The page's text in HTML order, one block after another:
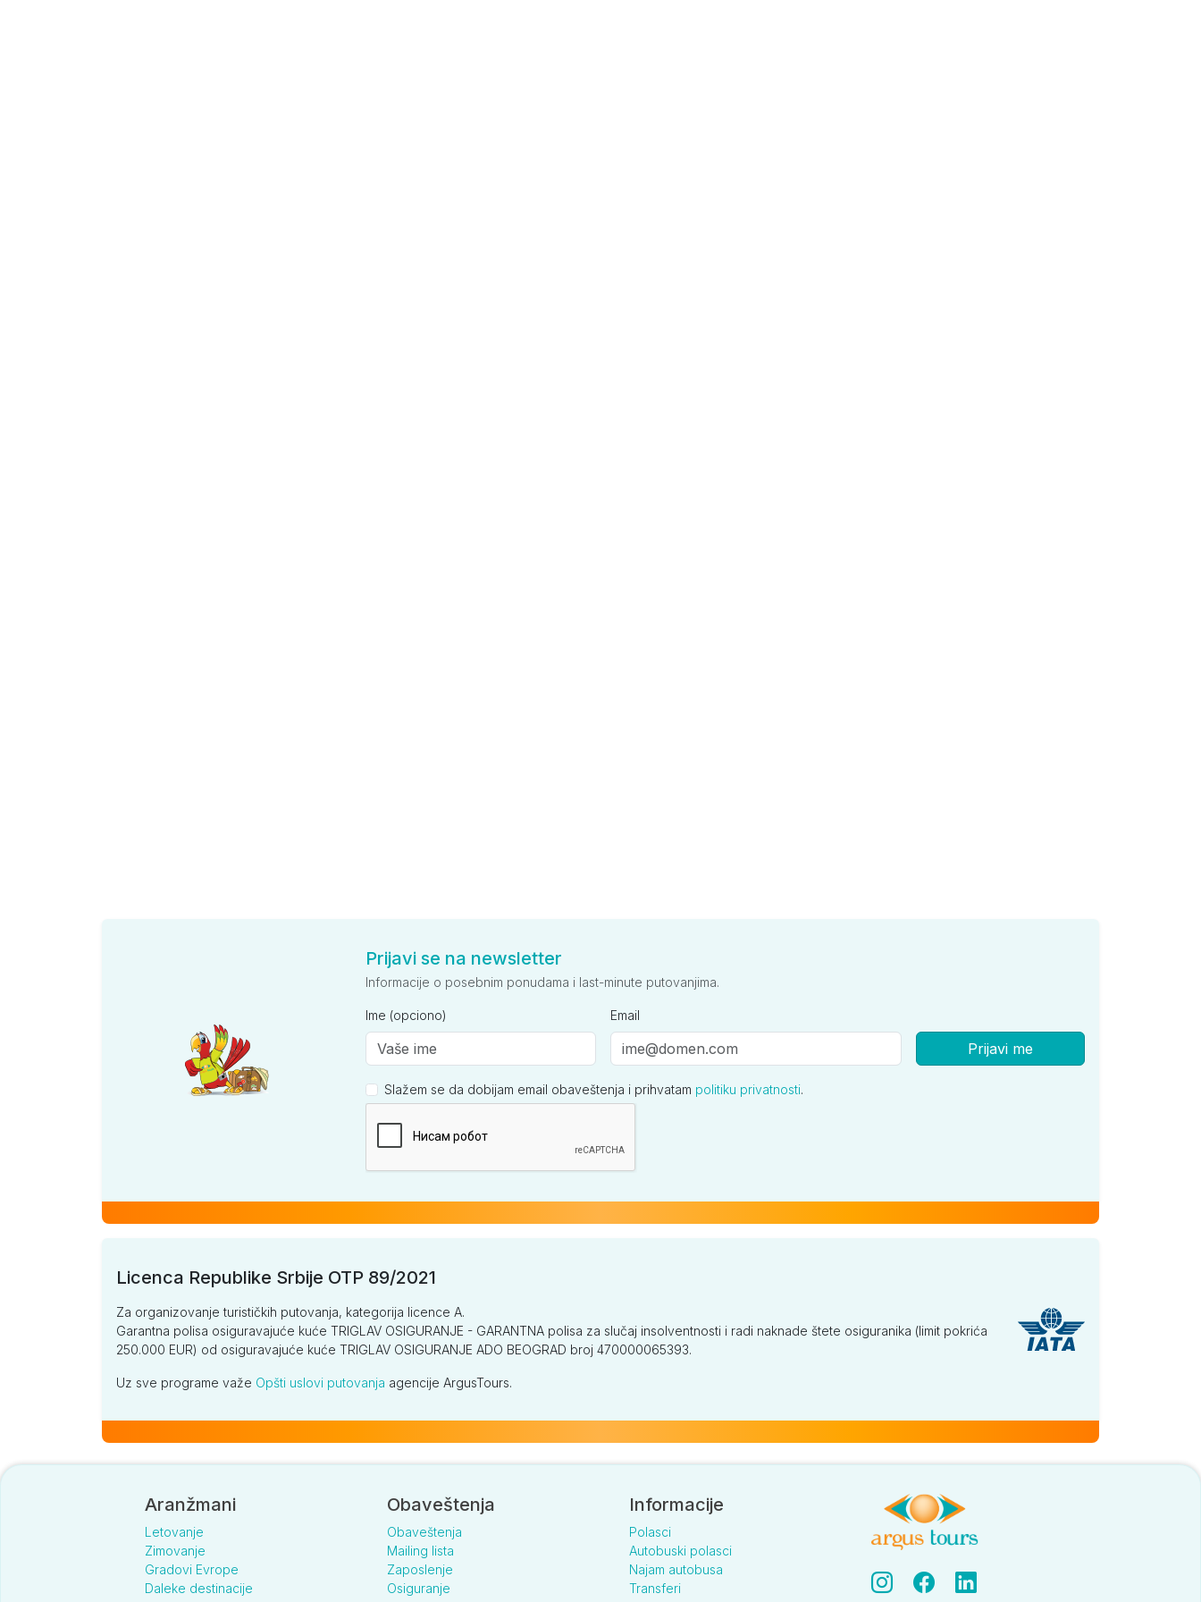
Prijavi se na newsletter
Informacije o posebnim ponudama i last-minute putovanjima.
Ime (opciono) Email
Prijavi me
Slažem se da dobijam email obaveštenja i prihvatam politiku privatnosti.
Licenca Republike Srbije OTP 89/2021
Za organizovanje turističkih putovanja, kategorija licence A.
Garantna polisa osiguravajuće kuće TRIGLAV OSIGURANJE - GARANTNA polisa za slučaj insolventnosti i radi naknade štete osiguranika (limit pokrića
250.000 EUR) od osiguravajuće kuće TRIGLAV OSIGURANJE ADO BEOGRAD broj 470000065393.
Uz sve programe važe Opšti uslovi putovanja agencije ArgusTours.
Aranžmani
Letovanje
Zimovanje
Gradovi Evrope
Daleke destinacije
Obaveštenja
Obaveštenja
Mailing lista
Zaposlenje
Osiguranje
Informacije
Polasci
Autobuski polasci
Najam autobusa
Transferi